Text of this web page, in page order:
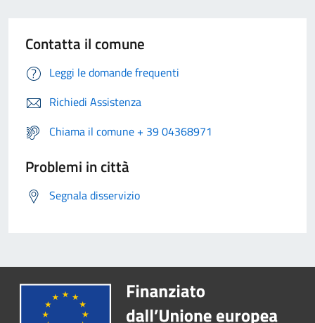
Contatta il comune
Leggi le domande frequenti
Richiedi Assistenza
Chiama il comune + 39 04368971
Problemi in città
Segnala disservizio